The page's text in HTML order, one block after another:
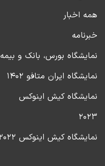
همه اخبار
خبرنامه
نمایشگاه بورس، بانک و بیمه
نمایشگاه ایران متافو ۱۴۰۲
نمایشگاه کیش اینوکس
۲۰۲۳
نمایشگاه کیش اینوکس ۲۰۲۲